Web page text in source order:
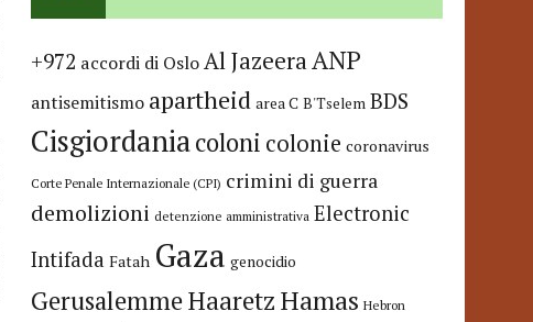
+972 accordi di OsloAl JazeeraANP
antisemitismo apartheid area C B'Tselem BDS
Cisgiordaniacoloni colonie coronavirus
Corte Penale Internazionale (CPI) crimini di guerra
demolizioni detenzione amministrativa Electronic
Intifada Fatah Gaza genocidio
GerusalemmeHaaretzHamas Hebron